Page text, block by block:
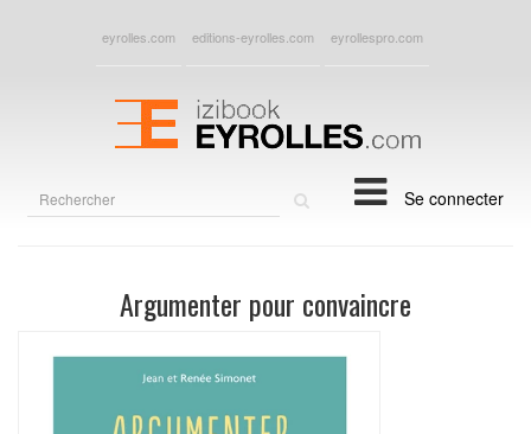
eyrolles.com editions-eyrolles.com eyrollespro.com
Se connecter
Argumenter pour convaincre